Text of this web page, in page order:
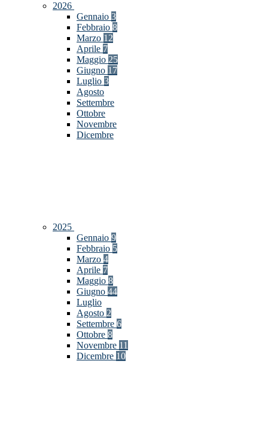
2026
Gennaio 3
Febbraio 8
Marzo 12
Aprile 7
Maggio 25
Giugno 17
Luglio 3
Agosto
Settembre
Ottobre
Novembre
Dicembre
2025
Gennaio 9
Febbraio 5
Marzo 4
Aprile 7
Maggio 8
Giugno 44
Luglio
Agosto 2
Settembre 6
Ottobre 8
Novembre 11
Dicembre 10